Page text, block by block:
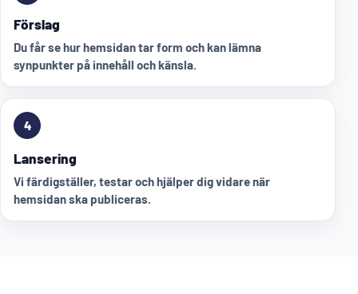
Förslag
Du får se hur hemsidan tar form och kan lämna
synpunkter på innehåll och känsla.
4
Lansering
Vi färdigställer, testar och hjälper dig vidare när
hemsidan ska publiceras.